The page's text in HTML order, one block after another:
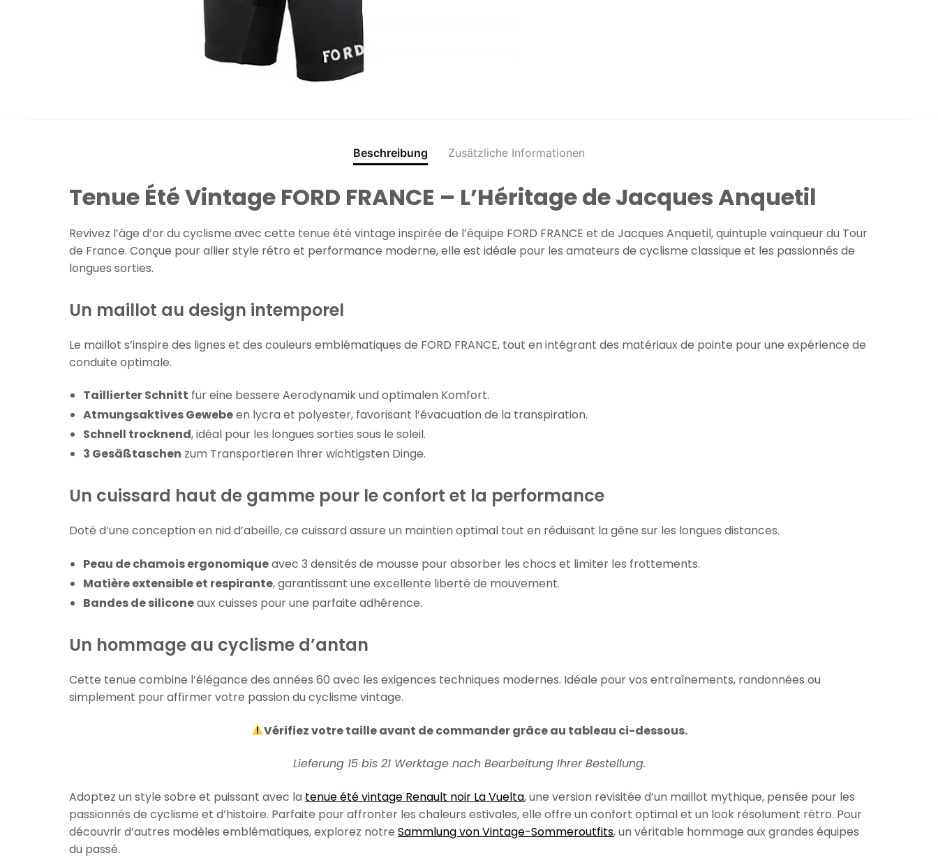
Beschreibung Zusätzliche Informationen
Tenue Été Vintage FORD FRANCE – L’Héritage de Jacques Anquetil
Revivez l’âge d’or du cyclisme avec cette tenue été vintage inspirée de l’équipe FORD FRANCE et de Jacques Anquetil, quintuple vainqueur du Tour
de France. Conçue pour allier style rétro et performance moderne, elle est idéale pour les amateurs de cyclisme classique et les passionnés de
longues sorties.
Un maillot au design intemporel
Le maillot s’inspire des lignes et des couleurs emblématiques de FORD FRANCE, tout en intégrant des matériaux de pointe pour une expérience de
conduite optimale.
Taillierter Schnitt für eine bessere Aerodynamik und optimalen Komfort.
Atmungsaktives Gewebeen lycra et polyester, favorisant l’évacuation de la transpiration.
Schnell trocknend, idéal pour les longues sorties sous le soleil.
3 Gesäßtaschen zum Transportieren Ihrer wichtigsten Dinge.
Un cuissard haut de gamme pour le confort et la performance
Doté d’une conception en nid d’abeille, ce cuissard assure un maintien optimal tout en réduisant la gêne sur les longues distances.
Peau de chamois ergonomiqueavec 3 densités de mousse pour absorber les chocs et limiter les frottements.
Matière extensible et respirante, garantissant une excellente liberté de mouvement.
Bandes de siliconeaux cuisses pour une parfaite adhérence.
Un hommage au cyclisme d’antan
Cette tenue combine l’élégance des années 60 avec les exigences techniques modernes. Idéale pour vos entraînements, randonnées ou
simplement pour affirmer votre passion du cyclisme vintage.
Vérifiez votre taille avant de commander grâce au tableau ci-dessous.
Lieferung 15 bis 21 Werktage nach Bearbeitung Ihrer Bestellung.
Adoptez un style sobre et puissant avec la tenue été vintage Renault noir La Vuelta, une version revisitée d’un maillot mythique, pensée pour les
passionnés de cyclisme et d’histoire. Parfaite pour affronter les chaleurs estivales, elle offre un confort optimal et un look résolument rétro. Pour
découvrir d’autres modèles emblématiques, explorez notreSammlung von Vintage-Sommeroutfits, un véritable hommage aux grandes équipes
du passé.